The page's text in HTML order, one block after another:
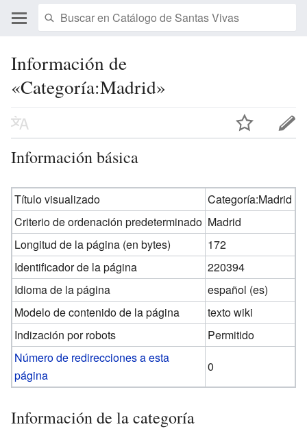
Información de
«Categoría:Madrid»
Información básica
Título visualizado
Categoría:Madrid
Criterio de ordenación predeterminado Madrid
Longitud de la página (en bytes)
172
Identificador de la página
220394
Idioma de la página
español (es)
Modelo de contenido de la página
texto wiki
Indización por robots
Permitido
Número de redirecciones a esta
página
0
Información de la categoría